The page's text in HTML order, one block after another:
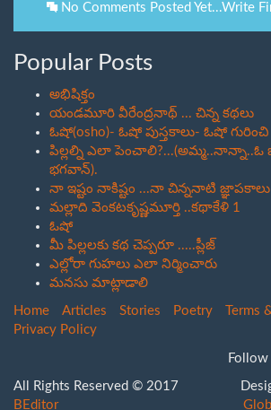
No Comments Posted Yet...Write
Popular Posts
అభిషిక్తం
యండమూరి వీరేంద్రనాథ్ ... చిన్న కథలు
ఓషో(osho)- ఓషో పుస్తకాలు- ఓషో గురించి
పిల్లల్ని ఎలా
భగవాన్).
నా ఇష్టం నాకిష్టం ...నా చిన్ననాటి జ్ఞాపకాలు
మల్లాది వెంకటకృష్ణమూర్తి ..కథాకేళి 1
ఓషో
మీ పిల్లలకు కథ చెప్పరూ .....ప్లీజ్
ఎల్లోరా గుహలు ఎలా నిర్మించారు
మనసు మాట్లాడాలి
Home Articles Stories Poetry
Terms
Privacy Policy
Follow
All Rights Reserved © 2017
BEditor